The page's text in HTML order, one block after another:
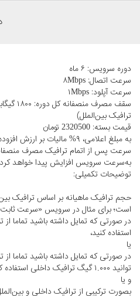
دوره سرویس: ۶ ماه
سرعت اتصال: ۸Mbps
سرعت آپلود: ۱Mbps
ترافیک بین‌الملل)
قیمت بسته: 2320500 تومان
به مبلغ اعلامی، ۹% مالیات بر ارزش افزوده قیمت اولیه سرویس (بدون تخفیف) اضافه می گردد.
به‌سرعت سرویس افزایش پیدا خواهد
توضیحات تکمیلی:
است؛ برای مثال در سرویس «سرعت ثابت ۱۶Mbps» سقف حجم ترافیک ماهیانه (FUP) آن ۵۰۰ گیگ است که:
استفاده کنید،
یا
در صورتی که تمایل داشته باشید تماما
توانید ۱.۰۰۰ گیگ ترافیک داخلی استفاده کنید،
و یا